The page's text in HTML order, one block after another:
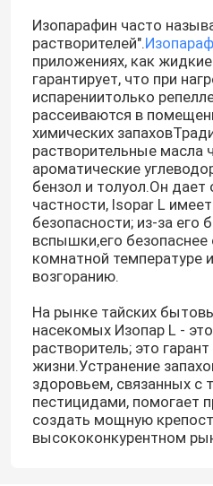
Изопарафин часто
растворителей".
приложениях, как жидкие
гарантирует, что при
испарениитолько
рассеиваются в
химических
растворительные масла
ароматические
бензол и толуол.Он дает
частности, Isopar L
безопасности; из-за его
вспышки,его
комнатной температуре
возгоранию.
На рынке тайских
насекомых Изопар L -
растворитель; это
жизни.Устранение
здоровьем, связанных с
пестицидами, помогает
создать мощную
высококонкурентном